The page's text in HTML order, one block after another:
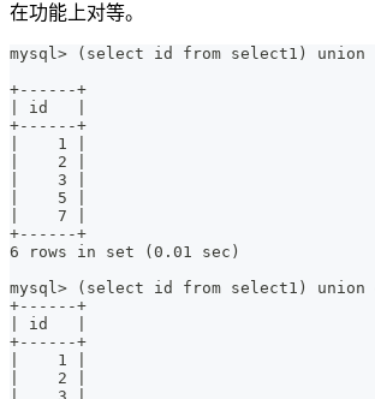
在功能上对等。
mysql> (select id from select1)
+------+
| id   |
+------+
|    1 |
|    2 |
|    3 |
|    5 |
|    7 |
+------+
6 rows in set (0.01 sec)
mysql> (select id from select1)
+------+
| id   |
+------+
|    1 |
|    2 |